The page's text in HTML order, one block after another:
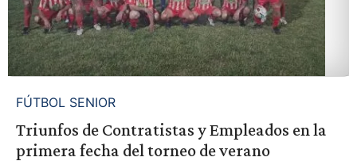
FÚTBOL SENIOR
Triunfos de Contratistas y Empleados en la
primera fecha del torneo de verano